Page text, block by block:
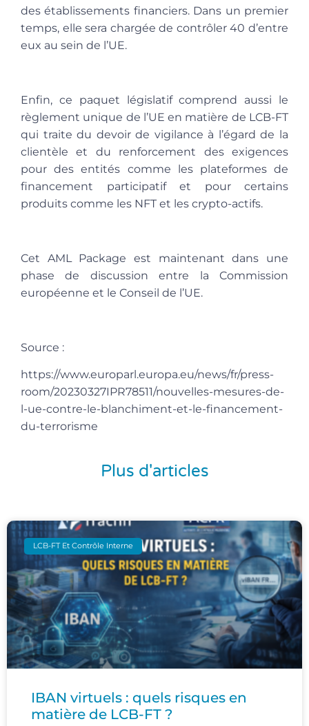
des établissements financiers. Dans un premier
temps, elle sera chargée de contrôler 40 d’entre
eux au sein de l’UE.
Enfin, ce paquet législatif comprend aussi le
règlement unique de l’UE en matière de LCB-FT
qui traite du devoir de vigilance à l’égard de la
clientèle et du renforcement des exigences
pour des entités comme les plateformes de
financement participatif et pour certains
produits comme les NFT et les crypto-actifs.
Cet AML Package est maintenant dans une
phase de discussion entre la Commission
européenne et le Conseil de l’UE.
Source :
https://www.europarl.europa.eu/news/fr/press-
room/20230327IPR78511/nouvelles-mesures-de-
l-ue-contre-le-blanchiment-et-le-financement-
du-terrorisme
Plus d'articles
LCB-FT Et Contrôle Interne
IBAN virtuels : quels risques en
matière de LCB-FT ?